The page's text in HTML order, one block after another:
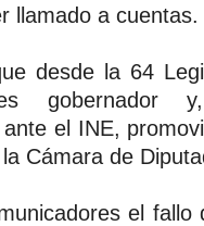
llamado a cuentas.
desde la 64
gobernador
el INE,
Cámara de
el fallo